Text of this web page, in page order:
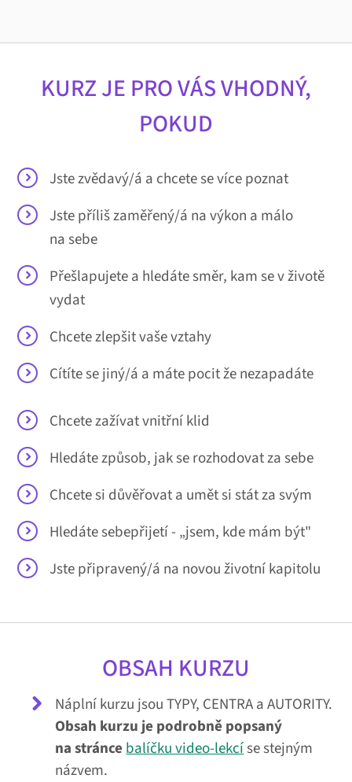
KURZ JE PRO VÁS VHODNÝ,
POKUD
Jste zvědavý/á a chcete se více poznat
Jste příliš zaměřený/á na výkon a málo
na sebe
Přešlapujete a hledáte směr, kam se v životě
vydat
Chcete zlepšit vaše vztahy
Cítíte se jiný/á a máte pocit že nezapadáte
Chcete zažívat vnitřní klid
Hledáte způsob, jak se rozhodovat za sebe
Chcete si důvěřovat a umět si stát za svým
Hledáte sebepřijetí - „jsem, kde mám být"
Jste připravený/á na novou životní kapitolu
OBSAH KURZU
Náplní kurzu jsou TYPY, CENTRA a AUTORITY.
Obsah kurzu je podrobně popsaný
na stránce balíčku video-lekcíse stejným
názvem.